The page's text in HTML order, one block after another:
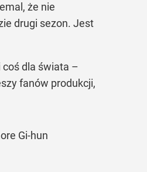
że nie
drugi sezon. Jest
coś dla świata –
fanów produkcji,
Gi-hun